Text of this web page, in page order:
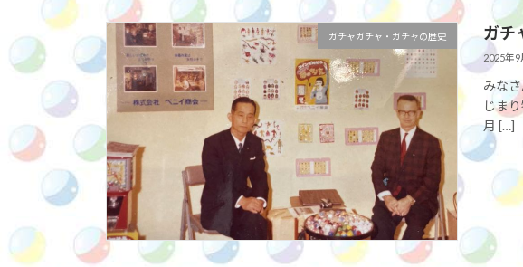
ガチャガチャ・ガチャの歴史 ガチ
2025年9
みな
じま
月 […]